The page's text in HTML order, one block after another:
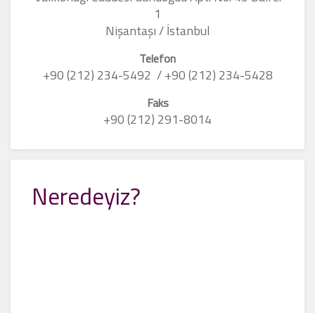
1
Nişantaşı / İstanbul
Telefon
+90 (212) 234-5492 / +90 (212) 234-5428
Faks
+90 (212) 291-8014
Neredeyiz?